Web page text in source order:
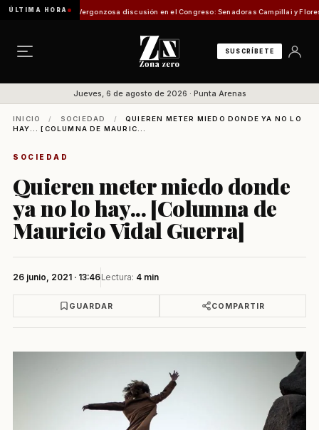
ÚLTIMA HORA
Pesca Vergonzosa discusión en el Congreso: Senadoras Campillai y Flores se
SUSCRÍBETE
Jueves, 6 de agosto de 2026 · Punta Arenas
INICIO / SOCIEDAD /
QUIEREN METER MIEDO DONDE YA NO LO
HAY... [COLUMNA DE MAURIC...
SOCIEDAD
Quieren meter miedo donde
ya no lo hay... [Columna de
Mauricio Vidal Guerra]
26 junio, 2021 · 13:46Lectura: 4 min
GUARDAR COMPARTIR